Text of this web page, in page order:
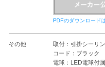
PDFのダウンロード
その他
取付：引掛シーリ
コード：ブラック
電球：LED電球付